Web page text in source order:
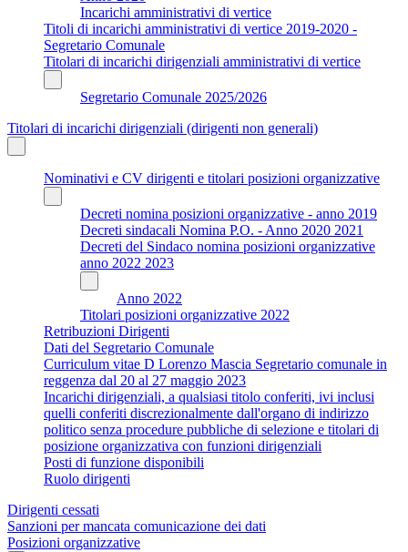
Incarichi amministrativi di vertice
Titoli di incarichi amministrativi di vertice 2019-2020 -
Segretario Comunale
Titolari di incarichi dirigenziali amministrativi di vertice
Segretario Comunale 2025/2026
Titolari di incarichi dirigenziali (dirigenti non generali)
Nominativi e CV dirigenti e titolari posizioni organizzative
Decreti nomina posizioni organizzative - anno 2019
Decreti sindacali Nomina P.O. - Anno 2020 2021
Decreti del Sindaco nomina posizioni organizzative
anno 2022 2023
Anno 2022
Titolari posizioni organizzative 2022
Retribuzioni Dirigenti
Dati del Segretario Comunale
Curriculum vitae D Lorenzo Mascia Segretario comunale in
reggenza dal 20 al 27 maggio 2023
Incarichi dirigenziali, a qualsiasi titolo conferiti, ivi inclusi
quelli conferiti discrezionalmente dall'organo di indirizzo
politico senza procedure pubbliche di selezione e titolari di
posizione organizzativa con funzioni dirigenziali
Posti di funzione disponibili
Ruolo dirigenti
Dirigenti cessati
Sanzioni per mancata comunicazione dei dati
Posizioni organizzative